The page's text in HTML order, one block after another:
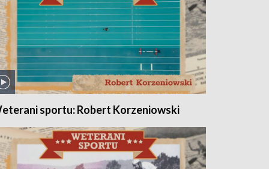
sportu: Robert Korzeniowski